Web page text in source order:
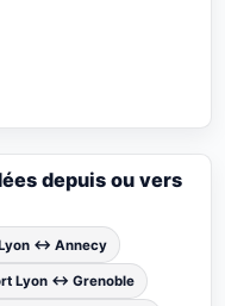
depuis ou vers
↔ Annecy
Lyon ↔ Grenoble